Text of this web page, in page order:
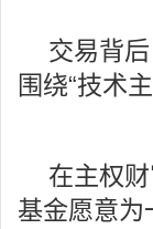
交易背
围绕“技术
在主权
基金愿意为